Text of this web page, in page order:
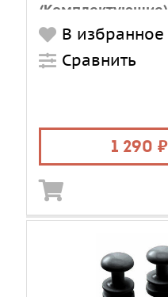
(Комплектующие)
Модификация
В избранное
Сравнить
1 290